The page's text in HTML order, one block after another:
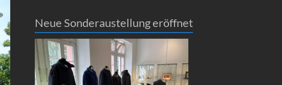
Neue Sonderaustellung eröffnet